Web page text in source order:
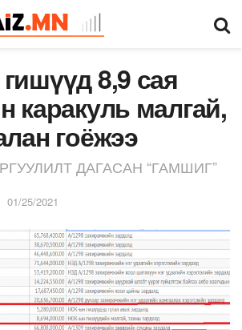
8,9 сая
каракуль малгай,
гоёжээ
ДАГАСАН “ГАМШИГ”
01/25/2021